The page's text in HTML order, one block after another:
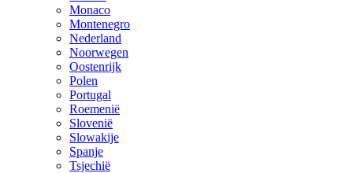
Monaco
Montenegro
Nederland
Noorwegen
Oostenrijk
Polen
Portugal
Roemenië
Slovenië
Slowakije
Spanje
Tsjechië